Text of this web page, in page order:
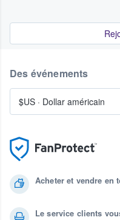
Acheter et vendre en
Le service clients
Des événements
$US · Dollar américain